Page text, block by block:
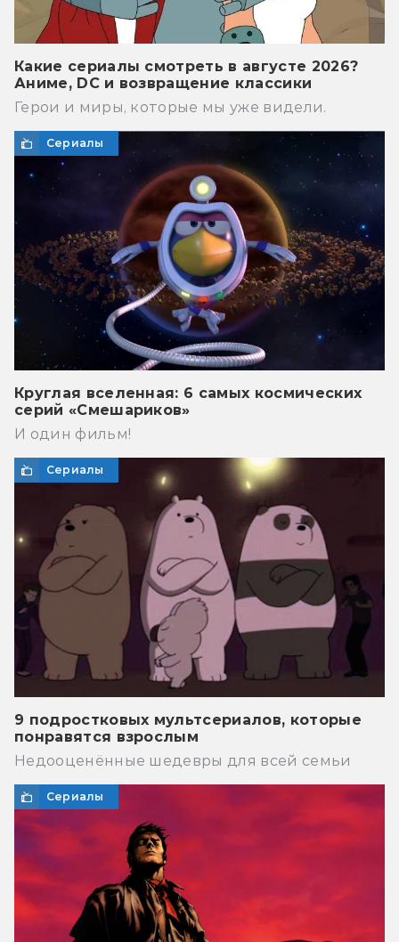
Какие сериалы смотреть в августе 2026?
Аниме, DC и возвращение классики
Герои и миры, которые мы уже видели.
Сериалы
Круглая вселенная: 6 самых космических
серий «Смешариков»
И один фильм!
Сериалы
9 подростковых мультсериалов, которые
понравятся взрослым
Недооценённые шедевры для всей семьи
Сериалы